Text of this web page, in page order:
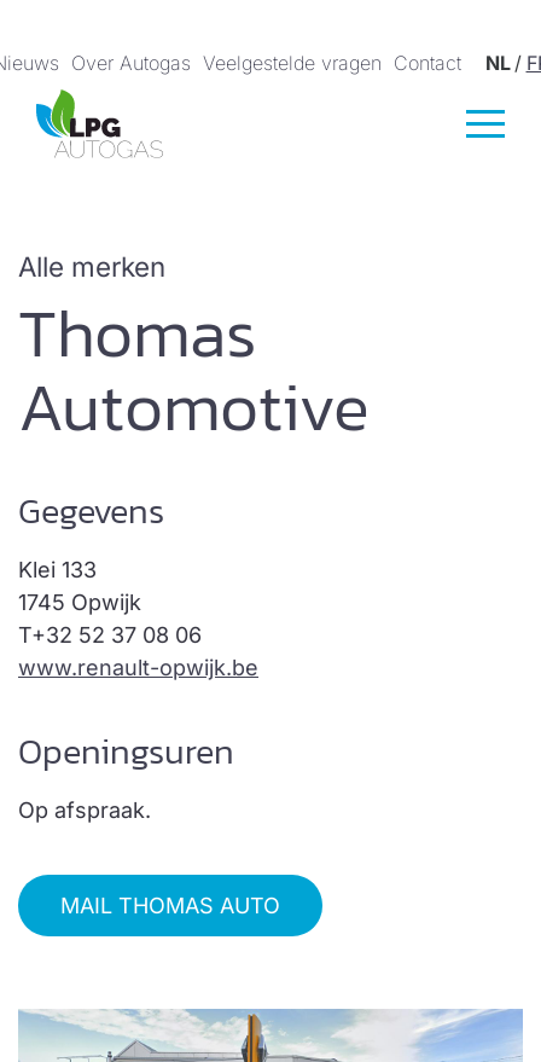
Over Autogas Veelgestelde vragen Contact NL /
Alle merken
Thomas
Automotive
Gegevens
Klei 133
1745 Opwijk
T+32 52 37 08 06
www.renault-opwijk.be
Openingsuren
Op afspraak.
MAIL THOMAS AUTO